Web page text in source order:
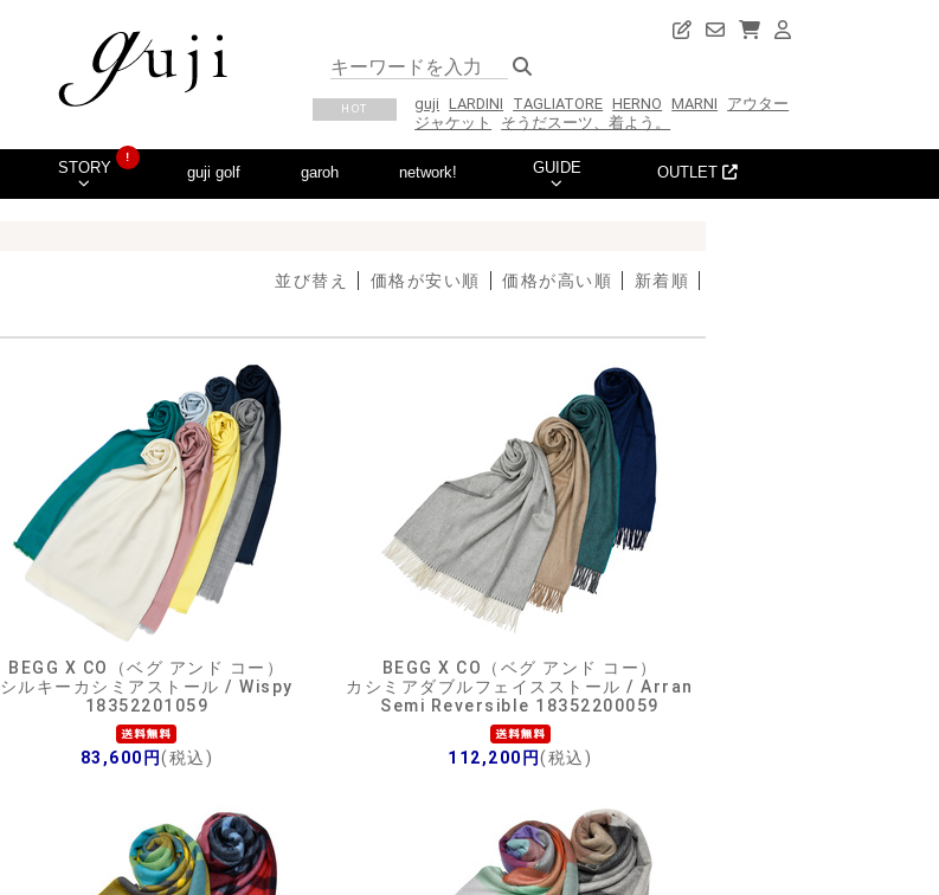
HOT guji LARDINI TAGLIATORE HERNO MARNI
アウター
ジャケット
そうだスーツ、着よう。
STORY
!
guji golf garoh network! GUIDE OUTLET
並び替え 価格が安い順 価格が高い順 新着順
BEGG X CO（ベグ アンド コー）
シルキーカシミアストール / Wispy
18352201059
83,600円(税込)
BEGG X CO（ベグ アンド コー）
カシミアダブルフェイスストール / Arran
Semi Reversible 18352200059
112,200円(税込)